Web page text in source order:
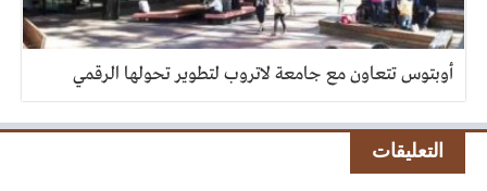
أوبتوس تتعاون مع جامعة لاتروب لتطوير تحولها الرقمي
التعليقات